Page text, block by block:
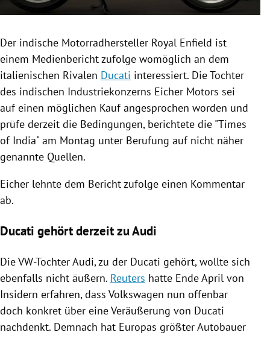
Untermenü
Untermenü
Der indische Motorradhersteller Royal Enfield ist
einem Medienbericht zufolge womöglich an dem
italienischen Rivalen Ducati interessiert. Die Tochter
des indischen Industriekonzerns Eicher Motors sei
auf einen möglichen Kauf angesprochen worden und
prüfe derzeit die Bedingungen, berichtete die "Times
of India" am Montag unter Berufung auf nicht näher
genannte Quellen.
Eicher lehnte dem Bericht zufolge einen Kommentar
ab.
Ducati gehört derzeit zu Audi
Die VW-Tochter Audi, zu der Ducati gehört, wollte sich
ebenfalls nicht äußern. Reuters hatte Ende April von
Insidern erfahren, dass Volkswagen nun offenbar
doch konkret über eine Veräußerung von Ducati
nachdenkt. Demnach hat Europas größter Autobauer